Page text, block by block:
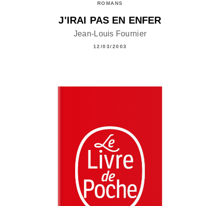
ROMANS
J'IRAI PAS EN ENFER
Jean-Louis Fournier
12/03/2003